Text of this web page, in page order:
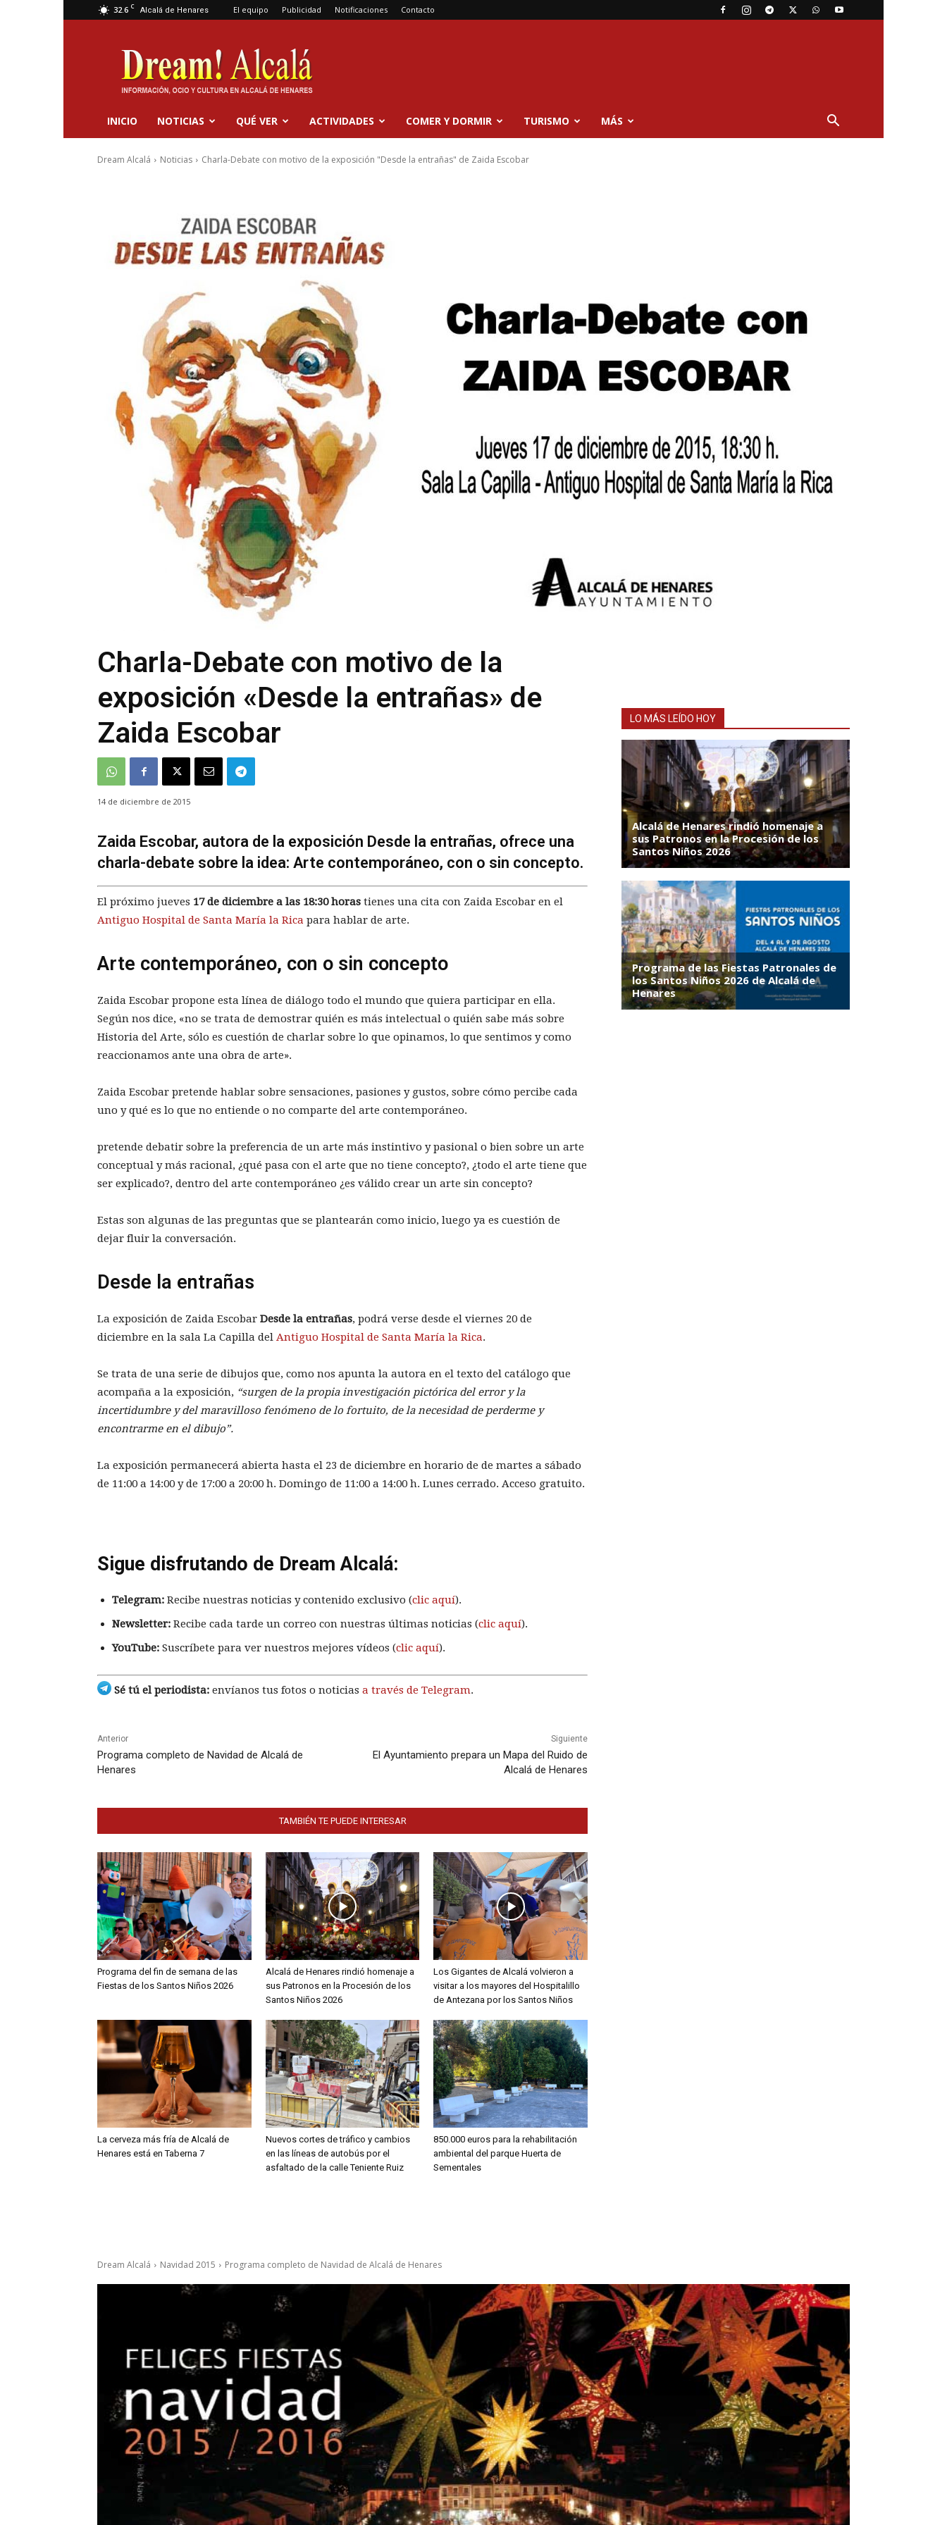
32.6 C Alcalá de Henares El equipo Publicidad Notificaciones Contacto
Dream
Alcalá
INICIO NOTICIAS QUÉ VER ACTIVIDADES COMER Y DORMIR TURISMO MÁS
Dream Alcalá Noticias Charla-Debate con motivo de la exposición "Desde la entrañas" de Zaida Escobar
Charla-Debate con motivo de la
exposición «Desde la entrañas» de
Zaida Escobar
14 de diciembre de 2015
Zaida Escobar, autora de la exposición Desde la entrañas, ofrece una
charla-debate sobre la idea: Arte contemporáneo, con o sin concepto.
El próximo jueves 17 de diciembre a las 18:30 horas tienes una cita con Zaida Escobar en el
Antiguo Hospital de Santa María la Rica para hablar de arte.
Arte contemporáneo, con o sin concepto
Zaida Escobar propone esta línea de diálogo todo el mundo que quiera participar en ella.
Según nos dice, «no se trata de demostrar quién es más intelectual o quién sabe más sobre
Historia del Arte, sólo es cuestión de charlar sobre lo que opinamos, lo que sentimos y como
reaccionamos ante una obra de arte».
Zaida Escobar pretende hablar sobre sensaciones, pasiones y gustos, sobre cómo percibe cada
uno y qué es lo que no entiende o no comparte del arte contemporáneo.
pretende debatir sobre la preferencia de un arte más instintivo y pasional o bien sobre un arte
conceptual y más racional, ¿qué pasa con el arte que no tiene concepto?, ¿todo el arte tiene que
ser explicado?, dentro del arte contemporáneo ¿es válido crear un arte sin concepto?
Estas son algunas de las preguntas que se plantearán como inicio, luego ya es cuestión de
dejar fluir la conversación.
Desde la entrañas
La exposición de Zaida Escobar Desde la entrañas, podrá verse desde el viernes 20 de
diciembre en la sala La Capilla del Antiguo Hospital de Santa María la Rica.
Se trata de una serie de dibujos que, como nos apunta la autora en el texto del catálogo que
acompaña a la exposición, “surgen de la propia investigación pictórica del error y la
incertidumbre y del maravilloso fenómeno de lo fortuito, de la necesidad de perderme y
encontrarme en el dibujo”.
La exposición permanecerá abierta hasta el 23 de diciembre en horario de de martes a sábado
de 11:00 a 14:00 y de 17:00 a 20:00 h. Domingo de 11:00 a 14:00 h. Lunes cerrado. Acceso gratuito.
Sigue disfrutando de Dream Alcalá:
Telegram: Recibe nuestras noticias y contenido exclusivo (clic aquí).
Newsletter: Recibe cada tarde un correo con nuestras últimas noticias (clic aquí).
YouTube: Suscríbete para ver nuestros mejores vídeos (clic aquí).
Sé tú el periodista: envíanos tus fotos o noticias a través de Telegram.
Anterior
Programa completo de Navidad de Alcalá de
Henares
Siguiente
El Ayuntamiento prepara un Mapa del Ruido de
Alcalá de Henares
TAMBIÉN TE PUEDE INTERESAR
Programa del fin de semana de las
Fiestas de los Santos Niños 2026
Alcalá de Henares rindió homenaje a
sus Patronos en la Procesión de los
Santos Niños 2026
Los Gigantes de Alcalá volvieron a
visitar a los mayores del Hospitalillo
de Antezana por los Santos Niños
La cerveza más fría de Alcalá de
Henares está en Taberna 7
Nuevos cortes de tráfico y cambios
en las líneas de autobús por el
asfaltado de la calle Teniente Ruiz
850.000 euros para la rehabilitación
ambiental del parque Huerta de
Sementales
LO MÁS LEÍDO HOY